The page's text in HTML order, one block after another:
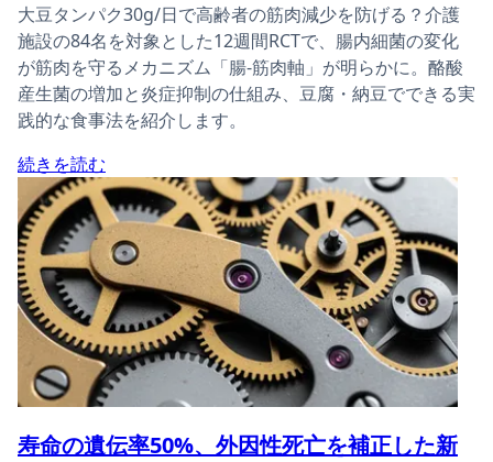
大豆タンパク30g/日で高齢者の筋肉減少を防げる？介護
施設の84名を対象とした12週間RCTで、腸内細菌の変化
が筋肉を守るメカニズム「腸-筋肉軸」が明らかに。酪酸
産生菌の増加と炎症抑制の仕組み、豆腐・納豆でできる実
践的な食事法を紹介します。
続きを読む
寿命の遺伝率50%、外因性死亡を補正した新